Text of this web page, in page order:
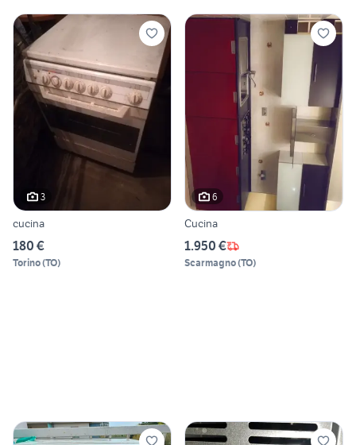
3
cucina
180 €
Torino(TO)
6
Cucina
1.950 €
Scarmagno(TO)